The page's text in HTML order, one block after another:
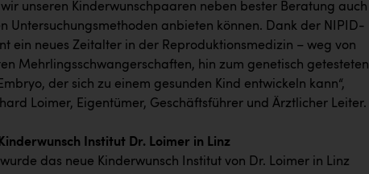
unseren Kinderwunschpaaren neben bester Beratung auch
Untersuchungsmethoden anbieten können. Dank der NIPID-
ein neues Zeitalter in der Reproduktionsmedizin – weg von
Mehrlingsschwangerschaften, hin zum genetisch getesteten
der sich zu einem gesunden Kind entwickeln kann“,
Loimer, Eigentümer, Geschäftsführer und Ärztlicher Leiter.
Institut Dr. Loimer in Linz
wurde das neue Kinderwunsch Institut von Dr. Loimer in Linz